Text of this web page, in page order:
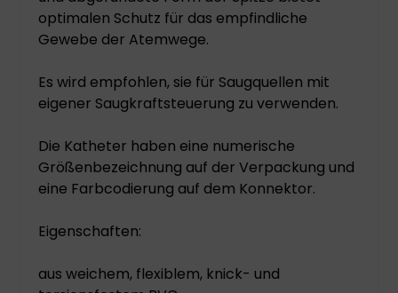
optimalen Schutz für das empfindliche
Gewebe der Atemwege.
Es wird empfohlen, sie für Saugquellen mit
eigener Saugkraftsteuerung zu verwenden.
Die Katheter haben eine numerische
Größenbezeichnung auf der Verpackung und
eine Farbcodierung auf dem Konnektor.
Eigenschaften:
aus weichem, flexiblem, knick- und